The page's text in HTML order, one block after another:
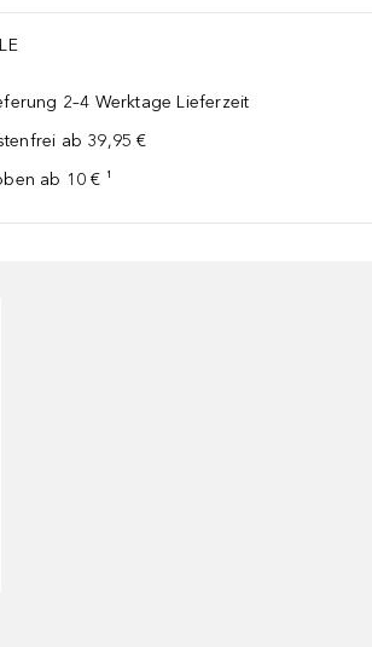
2–4 Werktage Lieferzeit
ab 39,95 €
ab 10 € ¹